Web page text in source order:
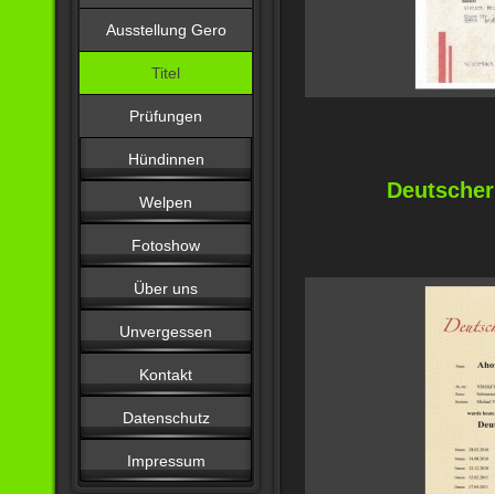
Ausstellung Gero
Titel
Prüfungen
Hündinnen
Welpen
Fotoshow
Über uns
Unvergessen
Kontakt
Datenschutz
Impressum